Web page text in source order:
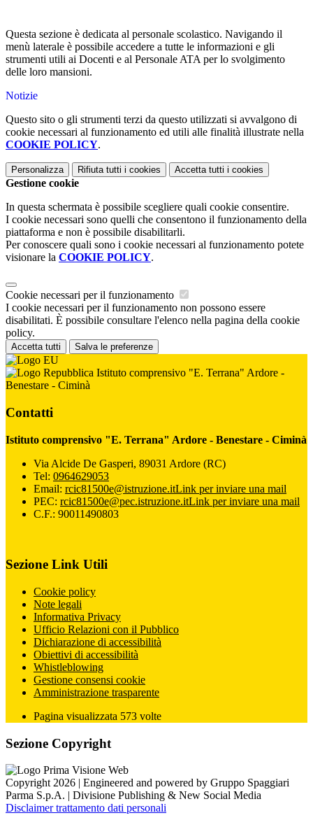
Questa sezione è dedicata al personale scolastico. Navigando il
menù laterale è possibile accedere a tutte le informazioni e gli
strumenti utili ai Docenti e al Personale ATA per lo svolgimento
delle loro mansioni.
Notizie
Questo sito o gli strumenti terzi da questo utilizzati si avvalgono di
cookie necessari al funzionamento ed utili alle finalità illustrate nella
COOKIE POLICY.
Personalizza Rifiuta tutti i cookies Accetta tutti i cookies
Gestione cookie
In questa schermata è possibile scegliere quali cookie consentire.
I cookie necessari sono quelli che consentono il funzionamento della
piattaforma e non è possibile disabilitarli.
Per conoscere quali sono i cookie necessari al funzionamento potete
visionare la COOKIE POLICY.
Cookie necessari per il funzionamento
I cookie necessari per il funzionamento non possono essere
disabilitati. È possibile consultare l'elenco nella pagina della cookie
policy.
Accetta tutti Salva le preferenze
Istituto comprensivo "E. Terrana" Ardore -
Benestare - Ciminà
Contatti
Istituto comprensivo "E. Terrana" Ardore - Benestare - Ciminà
Via Alcide De Gasperi, 89031 Ardore (RC)
Tel: 0964629053
Email: rcic81500e@istruzione.itLink per inviare una mail
PEC: rcic81500e@pec.istruzione.itLink per inviare una mail
C.F.: 90011490803
Sezione Link Utili
Cookie policy
Note legali
Informativa Privacy
Ufficio Relazioni con il Pubblico
Dichiarazione di accessibilità
Obiettivi di accessibilità
Whistleblowing
Gestione consensi cookie
Amministrazione trasparente
Pagina visualizzata 573 volte
Sezione Copyright
Copyright 2026 | Engineered and powered by Gruppo Spaggiari
Parma S.p.A. | Divisione Publishing & New Social Media
Disclaimer trattamento dati personali